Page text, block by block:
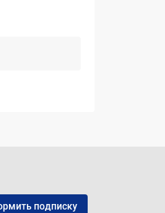
подписку